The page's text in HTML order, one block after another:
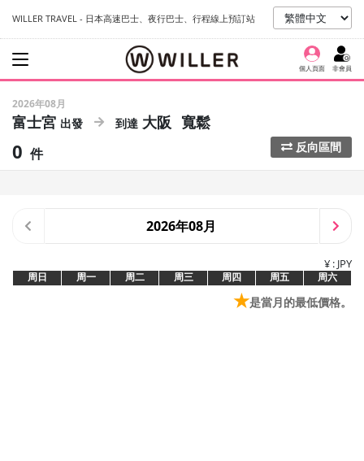
WILLER TRAVEL - 日本高速巴士、夜行巴士、行程線上預訂站
個人頁面 非會員
2026年08月
富士宮 大阪 寬鬆
0 件 反向區間
2026年08月
¥ : JPY
周日 周一 周二 周三 周四 周五 周六
★是當月的最低價格。